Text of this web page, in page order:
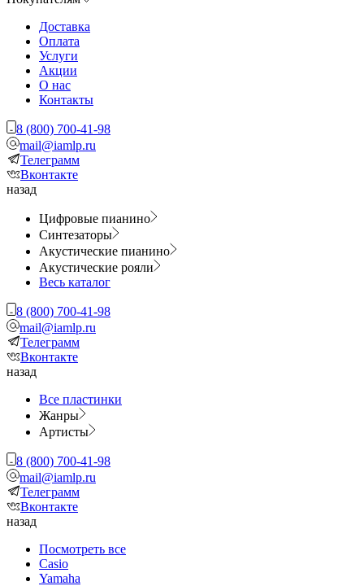
Доставка
Оплата
Услуги
Акции
О нас
Контакты
8 (800) 700-41-98
mail@iamlp.ru
Телеграмм
Вконтакте
назад
Цифровые пианино
Синтезаторы
Акустические пианино
Акустические рояли
Весь каталог
8 (800) 700-41-98
mail@iamlp.ru
Телеграмм
Вконтакте
назад
Все пластинки
Жанры
Артисты
8 (800) 700-41-98
mail@iamlp.ru
Телеграмм
Вконтакте
назад
Посмотреть все
Casio
Yamaha